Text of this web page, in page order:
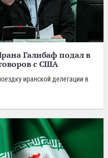
Галибаф подал в
с США
иранской делегации в